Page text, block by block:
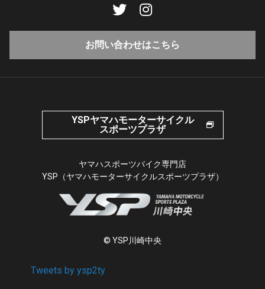
お問い合わせはこちら
YSPヤマハモーターサイクル
スポーツプラザ
ヤマハスポーツバイク専門店
YSP（ヤマハモーターサイクルスポーツプラザ）
© YSP川崎中央
Tweets by ysp2ty